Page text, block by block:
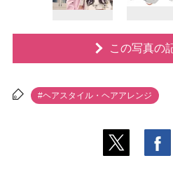
この写真の
#ヘアスタイル・ヘアアレンジ